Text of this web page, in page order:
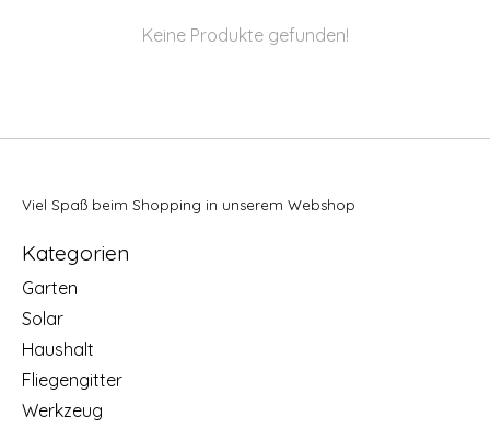
Keine Produkte gefunden!
Viel Spaß beim Shopping in unserem Webshop
Kategorien
Garten
Solar
Haushalt
Fliegengitter
Werkzeug